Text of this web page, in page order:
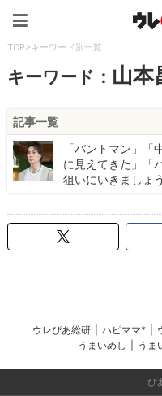
TOP>キーワード別一覧
キーワード： 山本
記事一覧
「バントマン」
に見えてきた」「
狙いにいきましょ
ウレぴあ総研 ハピママ*
うまいめし
うま
ぴ